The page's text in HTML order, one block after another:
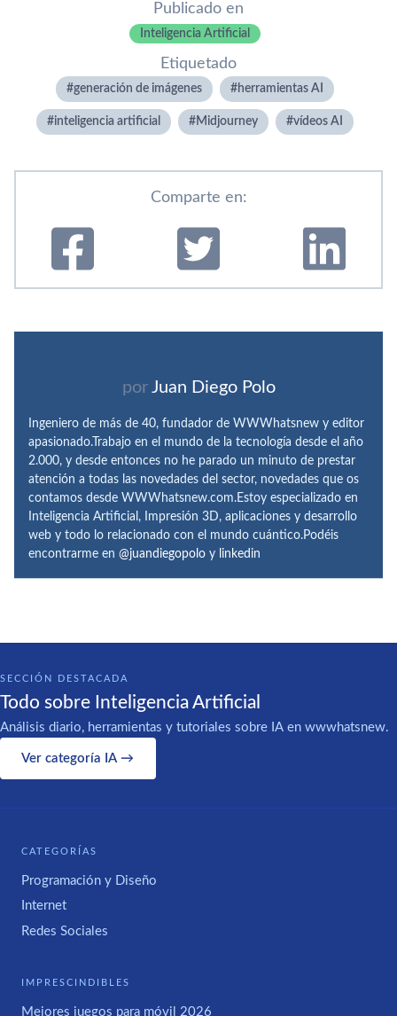
Publicado en
Inteligencia Artificial
Etiquetado
generación de imágenes herramientas AI
inteligencia artificial Midjourney vídeos AI
Comparte en:
por Juan Diego Polo
Ingeniero de más de 40, fundador de WWWhatsnew y editor
apasionado.Trabajo en el mundo de la tecnología desde el año
2.000, y desde entonces no he parado un minuto de prestar
atención a todas las novedades del sector, novedades que os
contamos desde WWWhatsnew.com.Estoy especializado en
Inteligencia Artificial, Impresión 3D, aplicaciones y desarrollo
web y todo lo relacionado con el mundo cuántico.Podéis
encontrarme en @juandiegopolo y linkedin
SECCIÓN DESTACADA
Todo sobre Inteligencia Artificial
Análisis diario, herramientas y tutoriales sobre IA en wwwhatsnew.
Ver categoría IA →
CATEGORÍAS
Programación y Diseño
Internet
Redes Sociales
IMPRESCINDIBLES
Mejores juegos para móvil 2026